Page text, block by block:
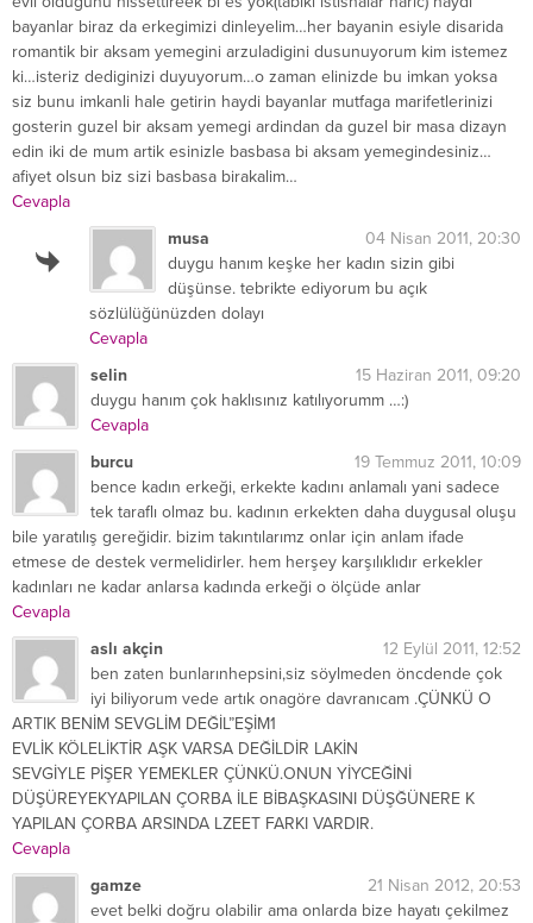
bayanlar biraz da erkegimizi dinleyelim…her bayanin esiyle disarida
romantik bir aksam yemegini arzuladigini dusunuyorum kim istemez
ki…isteriz dediginizi duyuyorum…o zaman elinizde bu imkan yoksa
siz bunu imkanli hale getirin haydi bayanlar mutfaga marifetlerinizi
gosterin guzel bir aksam yemegi ardindan da guzel bir masa dizayn
edin iki de mum artik esinizle basbasa bi aksam yemegindesiniz…
afiyet olsun biz sizi basbasa birakalim…
Cevapla
musa
04 Nisan 2011, 20:30
duygu hanım keşke her kadın sizin gibi
düşünse. tebrikte ediyorum bu açık
sözlülüğünüzden dolayı
Cevapla
selin
15 Haziran 2011, 09:20
duygu hanım çok haklısınız katılıyorumm …:)
Cevapla
burcu
19 Temmuz 2011, 10:09
bence kadın erkeği, erkekte kadını anlamalı yani sadece
tek taraflı olmaz bu. kadının erkekten daha duygusal oluşu
bile yaratılış gereğidir. bizim takıntılarımz onlar için anlam ifade
etmese de destek vermelidirler. hem herşey karşılıklıdır erkekler
kadınları ne kadar anlarsa kadında erkeği o ölçüde anlar
Cevapla
aslı akçin
12 Eylül 2011, 12:52
ben zaten bunlarınhepsini,siz söylmeden öncdende çok
iyi biliyorum vede artık onagöre davranıcam .ÇÜNKÜ O
ARTIK BENİM SEVGLİM DEĞİL”EŞİM1
EVLİK KÖLELİKTİR AŞK VARSA DEĞİLDİR LAKİN
SEVGİYLE PİŞER YEMEKLER ÇÜNKÜ.ONUN YİYCEĞİNİ
DÜŞÜREYEKYAPILAN ÇORBA İLE BİBAŞKASINI DÜŞĞÜNERE K
YAPILAN ÇORBA ARSINDA LZEET FARKI VARDIR.
Cevapla
gamze
21 Nisan 2012, 20:53
evet belki doğru olabilir ama onlarda bize hayatı çekilmez